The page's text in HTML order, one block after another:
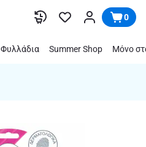
0
Φυλλάδια Summer Shop Μόνο